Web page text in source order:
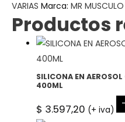
cantidad
VARIAS Marca: MR MUSCULO
Productos
SILICONA EN
400ML
$ 3.597,20 (+ iva) -